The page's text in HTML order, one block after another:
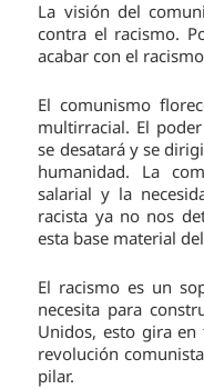
La visión del
contra el racismo.
acabar con el
El comunismo
multirracial. El
se desatará y se
humanidad. La
salarial y la
racista ya no nos
esta base material
El racismo es un
necesita para
Unidos, esto gira en
revolución
pilar.